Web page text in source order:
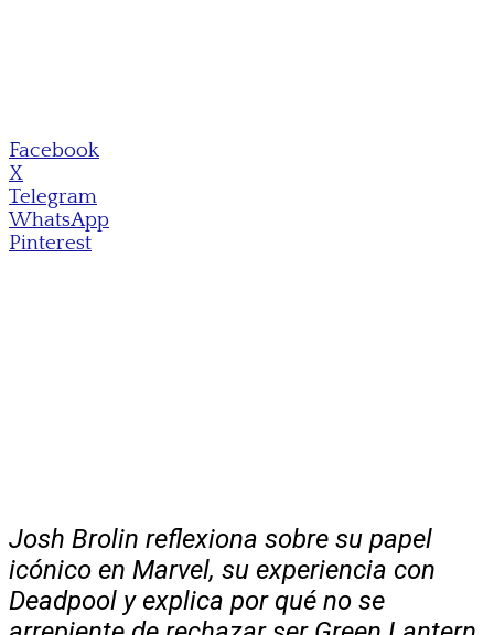
Facebook
X
Telegram
WhatsApp
Pinterest
Josh Brolin reflexiona sobre su papel
icónico en Marvel, su experiencia con
Deadpool y explica por qué no se